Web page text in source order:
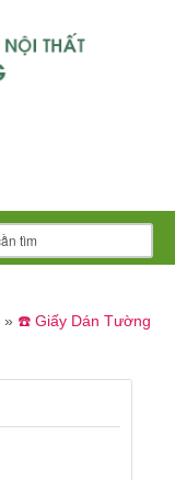
» ☎️ Giấy Dán Tường